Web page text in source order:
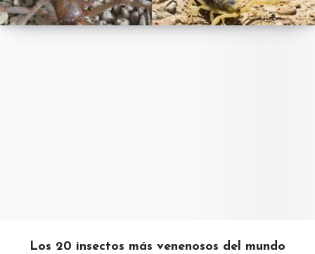
Los 20 insectos más venenosos del mundo